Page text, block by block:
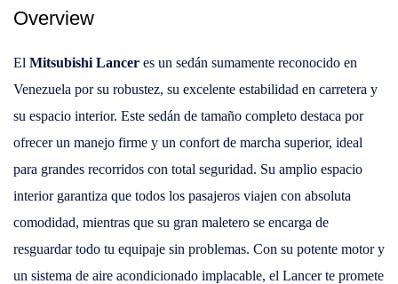
Overview
El Mitsubishi Lancer es un sedán sumamente reconocido en
Venezuela por su robustez, su excelente estabilidad en carretera y
su espacio interior. Este sedán de tamaño completo destaca por
ofrecer un manejo firme y un confort de marcha superior, ideal
para grandes recorridos con total seguridad. Su amplio espacio
interior garantiza que todos los pasajeros viajen con absoluta
comodidad, mientras que su gran maletero se encarga de
resguardar todo tu equipaje sin problemas. Con su potente motor y
un sistema de aire acondicionado implacable, el Lancer te promete